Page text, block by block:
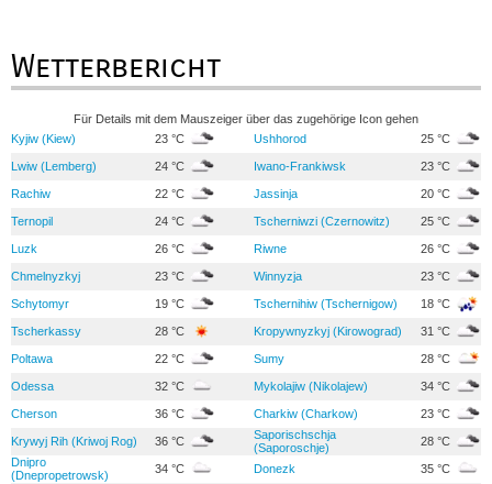
Wetterbericht
Für Details mit dem Mauszeiger über das zugehörige Icon gehen
Kyjiw (Kiew)
23 °C Ushhorod 25 °C
Lwiw (Lemberg) 24 °C Iwano-Frankiwsk 23 °C
Rachiw 22 °C Jassinja 20 °C
Ternopil 24 °C Tscherniwzi (Czernowitz) 25 °C
Luzk 26 °C Riwne 26 °C
Chmelnyzkyj 23 °C Winnyzja 23 °C
Schytomyr 19 °C Tschernihiw (Tschernigow) 18 °C
Tscherkassy 28 °C Kropywnyzkyj (Kirowograd) 31 °C
Poltawa 22 °C Sumy 28 °C
Odessa 32 °C Mykolajiw (Nikolajew) 34 °C
Cherson 36 °C Charkiw (Charkow) 23 °C
Krywyj Rih (Kriwoj Rog) 36 °C
Saporischschja
(Saporoschje)
28 °C
Dnipro
(Dnepropetrowsk)
34 °C Donezk 35 °C